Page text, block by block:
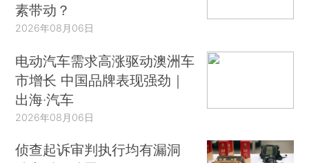
素带动？
2026年08月06日
电动汽车需求高涨驱动澳洲车
市增长 中国品牌表现强劲｜
出海·汽车
2026年08月06日
侦查起诉审判执行均有漏洞